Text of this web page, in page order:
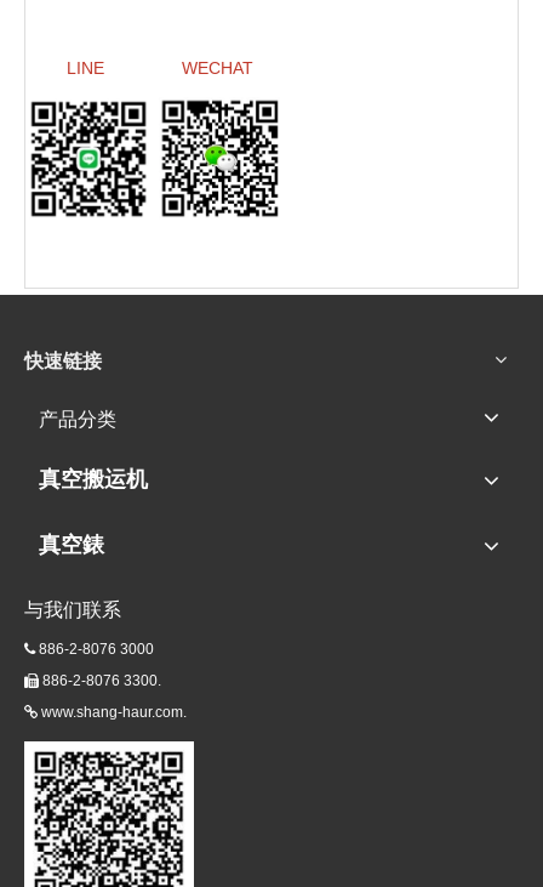
LINE WECHAT
快速链接
产品分类
真空搬运机
真空錶
与我们联系
886-2-8076 3000
 886-2-8076 3300.
 www.shang-haur.com.